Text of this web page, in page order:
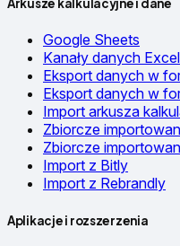
Arkusze kalkulacyjne i dane
Google Sheets
Kanały danych Excel
Eksport danych w
Eksport danych w
Import arkusza
Zbiorcze
Zbiorcze
Import z Bitly
Import z Rebrandly
Aplikacje i rozszerzenia